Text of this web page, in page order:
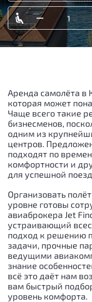
Аренда самолёта в
которая может
Чаще всего такие
бизнесменов,
одним из
центров.
подходят по
комфортности и
для успешной
Организовать
уровне готовы
авиаброкера Jet
устраивающий
подход к решению
задачи, прочные
ведущими
знание
всё это даёт нам
вам быстрый
уровень комфорта.